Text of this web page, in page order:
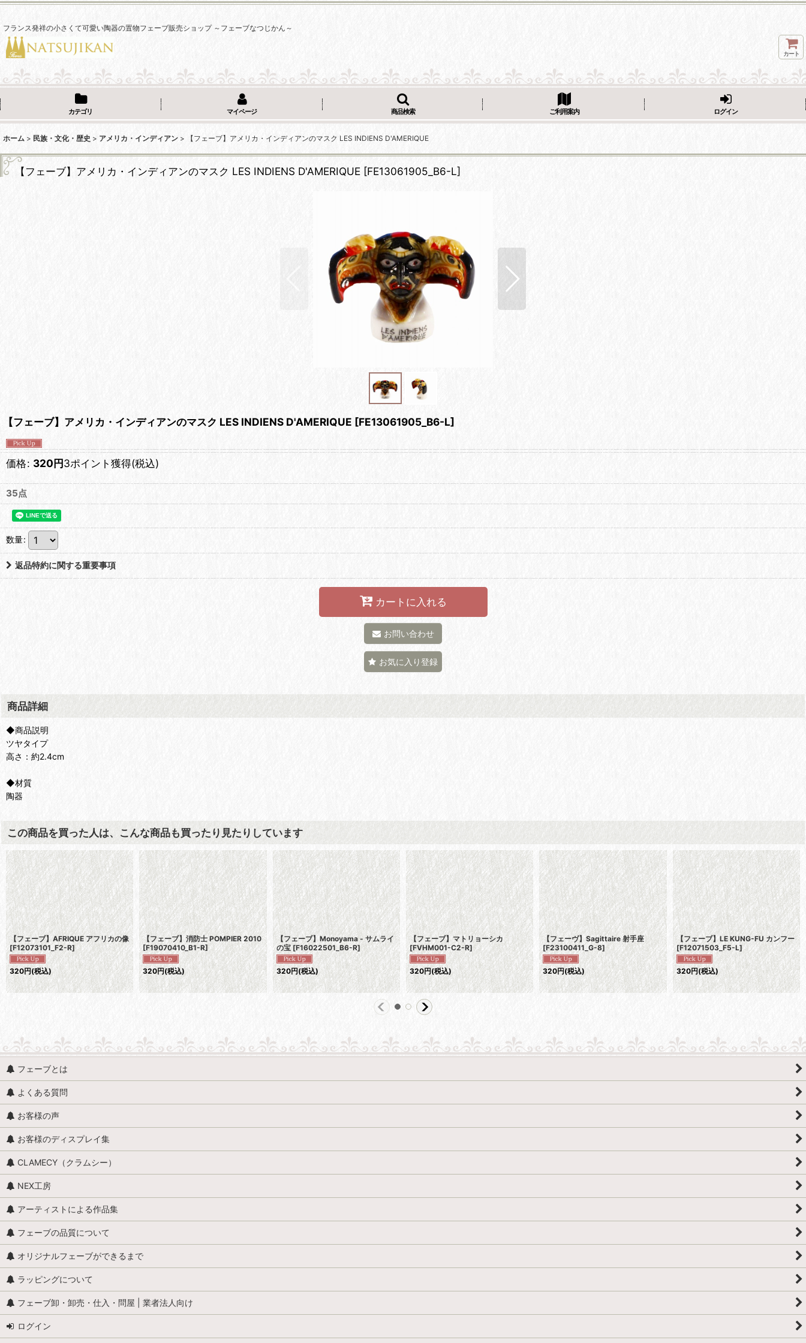
フランス発祥の小さくて可愛い陶器の置物フェーブ販売ショップ ～フェーブなつじかん～
カート
カテゴリ マイページ 商品検索 ご利用案内 ログイン
ホーム > 民族・文化・歴史 > アメリカ・インディアン > 【フェーブ】アメリカ・インディアンのマスク LES INDIENS D'AMERIQUE
【フェーブ】アメリカ・インディアンのマスク LES INDIENS D'AMERIQUE [FE13061905_B6-L]
【フェーブ】アメリカ・インディアンのマスク LES INDIENS D'AMERIQUE [FE13061905_B6-L]
価格: 320円3ポイント獲得(税込)
35点
数量:
返品特約に関する重要事項
カートに入れる
お問い合わせ
お気に入り登録
商品詳細
◆商品説明
ツヤタイプ
高さ：約2.4cm
◆材質
陶器
この商品を買った人は、こんな商品も買ったり見たりしています
【フェーブ】AFRIQUE アフリカの像
[F12073101_F2-R]
320円(税込)
【フェーブ】消防士 POMPIER 2010
[F19070410_B1-R]
320円(税込)
【フェーブ】Monoyama - サムライ
の宝 [F16022501_B6-R]
320円(税込)
【フェーブ】マトリョーシカ
[FVHM001-C2-R]
320円(税込)
【フェーヴ】Sagittaire 射手座
[F23100411_G-8]
320円(税込)
【フェーブ】LE KUNG-FU カンフー
[F12071503_F5-L]
320円(税込)
フェーブとは
よくある質問
お客様の声
お客様のディスプレイ集
CLAMECY（クラムシー）
NEX工房
アーティストによる作品集
フェーブの品質について
オリジナルフェーブができるまで
ラッピングについて
フェーブ卸・卸売・仕入・問屋 | 業者法人向け
ログイン